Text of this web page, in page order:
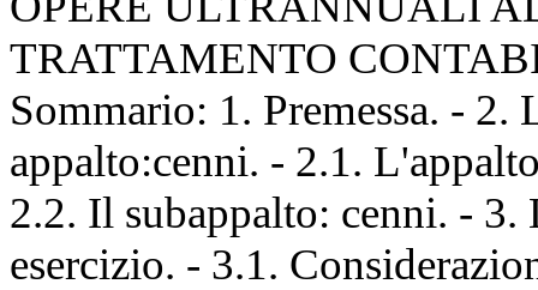
TRATTAMENTO
Sommario: 1. Premessa. -
appalto:cenni. - 2.1.
2.2. Il subappalto: cenni. -
esercizio. - 3.1.